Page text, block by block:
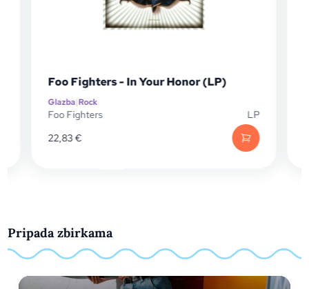
Foo Fighters - In Your Honor (LP)
Glazba|Rock
Foo Fighters
LP
22,83€
Pripada zbirkama